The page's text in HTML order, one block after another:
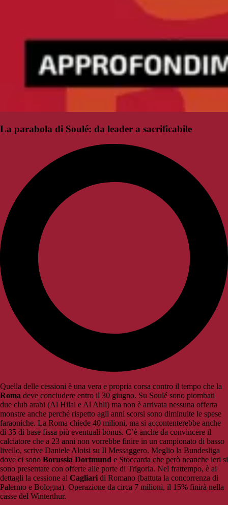
La parabola di Soulé: da leader a sacrificabile
Quella delle cessioni è una vera e propria corsa contro il tempo che la
Roma deve concludere entro il 30 giugno. Su Soulé sono piombati
due club arabi (Al Hilal e Al Ahli) ma non è arrivata nessuna offerta
monstre anche perché rispetto agli anni scorsi sono diminuite le spese
faraoniche. La Roma chiede 40 milioni, ma si accontenterebbe anche
di 35 di base fissa più eventuali bonus. C’è anche da convincere il
calciatore che a 23 anni non vorrebbe finire in un campionato di basso
livello, scrive Daniele Aloisi su Il Messaggero. Meglio la Bundesliga
dove ci sono Borussia Dortmund e Stoccarda che però neanche ieri si
sono presentate con offerte alle porte di Trigoria. Nel frattempo, è ai
dettagli la cessione al Cagliari di Romano (battuta la concorrenza di
Palermo e Bologna). Operazione da circa 7 milioni, il 15% finirà nella
casse del Winterthur.